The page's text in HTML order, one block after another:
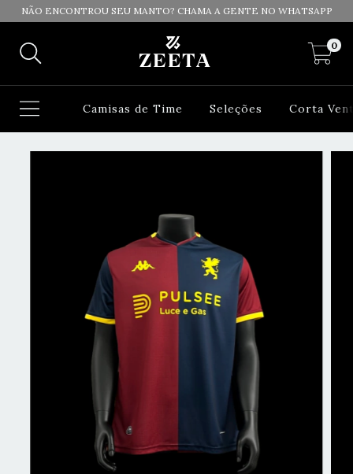
NÃO ENCONTROU SEU MANTO? CHAMA A GENTE NO WHATSAPP
0
Camisas de Time Seleções Corta